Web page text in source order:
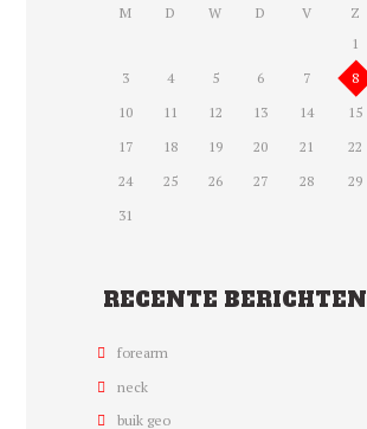
M D W D V Z
1
3
4 5 6 7 8
10
11 12 13 14 15
17
18 19 20 21 22
24
25 26 27 28 29
31
RECENTE BERICHTEN
forearm
neck
buik geo